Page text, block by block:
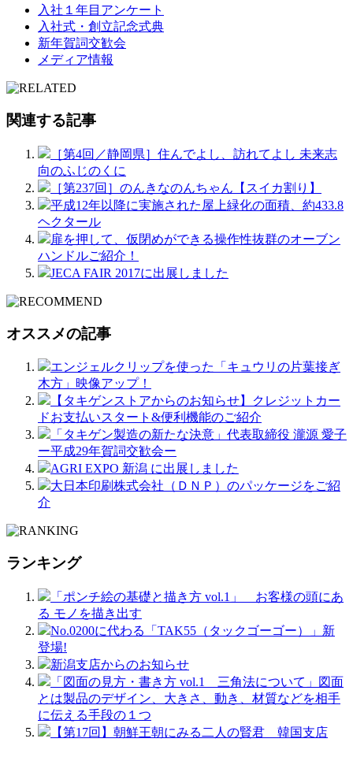
入社１年目アンケート
入社式・創立記念式典
新年賀詞交歓会
メディア情報
関連する記事
［第4回／静岡県］住んでよし、訪れてよし 未来志
向のふじのくに
［第237回］のんきなのんちゃん【スイカ割り】
平成12年以降に実施された屋上緑化の面積、約433.8
ヘクタール
扉を押して、仮閉めができる操作性抜群のオーブン
ハンドルご紹介！
JECA FAIR 2017に出展しました
オススメの記事
エンジェルクリップを使った「キュウリの片葉接ぎ
木方」映像アップ！
【タキゲンストアからのお知らせ】クレジットカー
ドお支払いスタート&便利機能のご紹介
「タキゲン製造の新たな決意」代表取締役 瀧源 愛子
ー平成29年賀詞交歓会ー
AGRI EXPO 新潟 に出展しました
大日本印刷株式会社（ＤＮＰ）のパッケージをご紹
介
ランキング
「ポンチ絵の基礎と描き方 vol.1」 お客様の頭にあ
る モノを描き出す
No.0200に代わる「TAK55（タックゴーゴー）」新
登場!
新潟支店からのお知らせ
「図面の見方・書き方 vol.1 三角法について」図面
とは製品のデザイン、大きさ、動き、材質などを相手
に伝える手段の１つ
【第17回】朝鮮王朝にみる二人の賢君 韓国支店